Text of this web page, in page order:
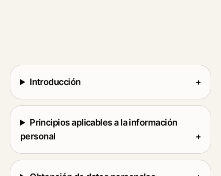
Introducción +
Principios aplicables a la información
personal
+